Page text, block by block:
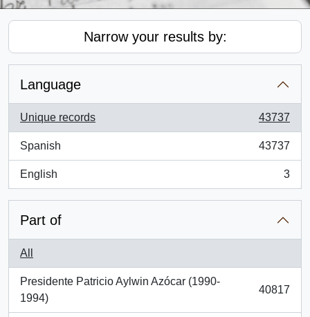
Narrow your results by:
Language
Unique records
, 43737 results
43737
Spanish
, 43737 results
43737
English
, 3 results
3
Part of
All
Presidente Patricio Aylwin Azócar (1990-
1994)
, 40817 results
40817